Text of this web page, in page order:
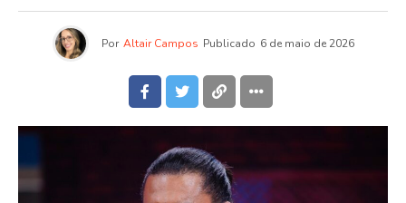
Por Altair Campos Publicado 6 de maio de 2026